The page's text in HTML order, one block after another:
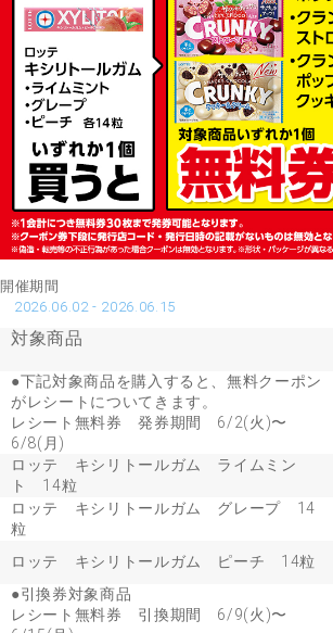
開催期間
2026.06.02 - 2026.06.15
対象商品
●下記対象商品を購入すると、無料クーポン
がレシートについてきます。
レシート無料券 発券期間 6/2(火)〜
6/8(月)
ロッテ キシリトールガム ライムミン
ト 14粒
ロッテ キシリトールガム グレープ 14
粒
ロッテ キシリトールガム ピーチ 14粒
●引換券対象商品
レシート無料券 引換期間 6/9(火)〜